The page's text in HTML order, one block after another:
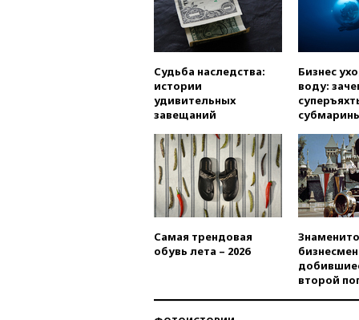
Судьба наследства:
истории
удивительных
завещаний
Бизнес
воду:
Самая трендовая
обувь лета – 2026
второй